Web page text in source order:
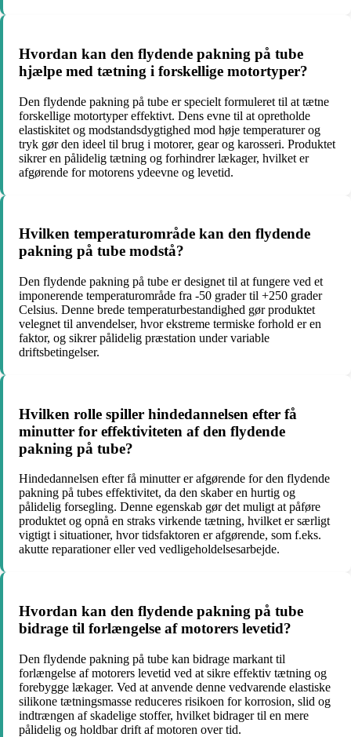
Hvordan kan den flydende pakning på tube
hjælpe med tætning i forskellige motortyper?
Den flydende pakning på tube er specielt formuleret til at tætne
forskellige motortyper effektivt. Dens evne til at opretholde
elastiskitet og modstandsdygtighed mod høje temperaturer og
tryk gør den ideel til brug i motorer, gear og karosseri. Produktet
sikrer en pålidelig tætning og forhindrer lækager, hvilket er
afgørende for motorens ydeevne og levetid.
Hvilken temperaturområde kan den flydende
pakning på tube modstå?
Den flydende pakning på tube er designet til at fungere ved et
imponerende temperaturområde fra -50 grader til +250 grader
Celsius. Denne brede temperaturbestandighed gør produktet
velegnet til anvendelser, hvor ekstreme termiske forhold er en
faktor, og sikrer pålidelig præstation under variable
driftsbetingelser.
Hvilken rolle spiller hindedannelsen efter få
minutter for effektiviteten af den flydende
pakning på tube?
Hindedannelsen efter få minutter er afgørende for den flydende
pakning på tubes effektivitet, da den skaber en hurtig og
pålidelig forsegling. Denne egenskab gør det muligt at påføre
produktet og opnå en straks virkende tætning, hvilket er særligt
vigtigt i situationer, hvor tidsfaktoren er afgørende, som f.eks.
akutte reparationer eller ved vedligeholdelsesarbejde.
Hvordan kan den flydende pakning på tube
bidrage til forlængelse af motorers levetid?
Den flydende pakning på tube kan bidrage markant til
forlængelse af motorers levetid ved at sikre effektiv tætning og
forebygge lækager. Ved at anvende denne vedvarende elastiske
silikone tætningsmasse reduceres risikoen for korrosion, slid og
indtrængen af skadelige stoffer, hvilket bidrager til en mere
pålidelig og holdbar drift af motoren over tid.